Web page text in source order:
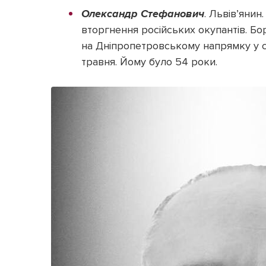
Олександр Стефанович.
вторгнення російських окупантів.
на Дніпропетровському напрямку у
травня. Йому було 54 роки.